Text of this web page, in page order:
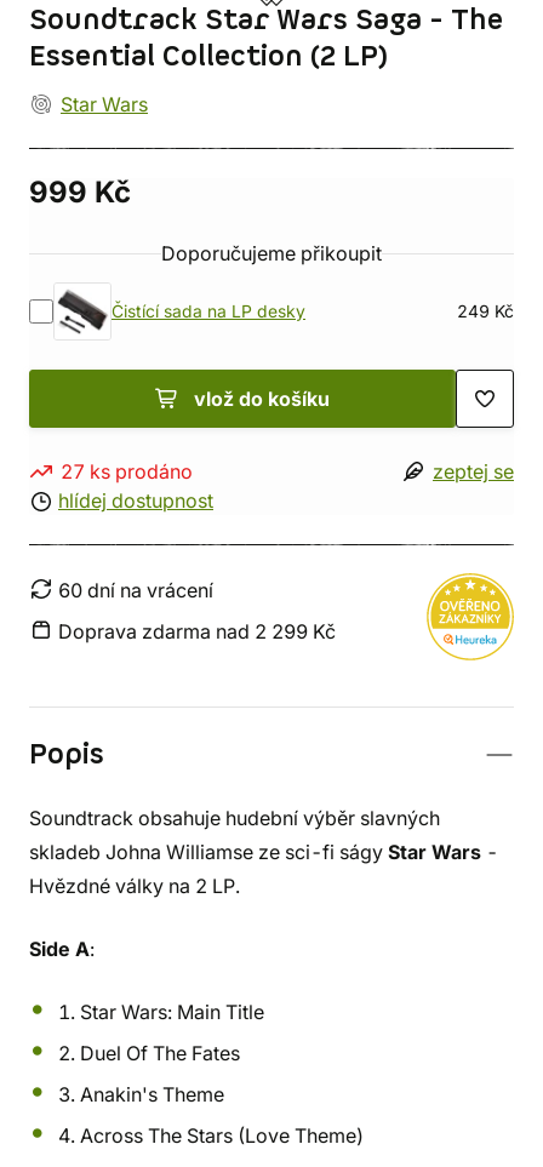
Soundtrack Star Wars Saga - The
Essential Collection (2 LP)
Star Wars
999 Kč
Doporučujeme přikoupit
Čistící sada na LP desky 249 Kč
vlož do košíku
27 ks prodáno
hlídej dostupnost
zeptej se
60 dní na vrácení
Doprava zdarma nad 2 299 Kč
Popis
Soundtrack obsahuje hudební výběr slavných
skladeb Johna Williamse ze sci-fi ságy Star Wars -
Hvězdné války na 2 LP.
Side A:
1. Star Wars: Main Title
2. Duel Of The Fates
3. Anakin's Theme
4. Across The Stars (Love Theme)